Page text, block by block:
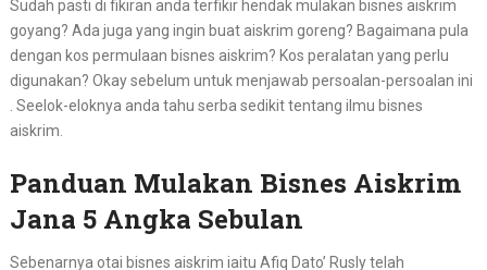
Sudah pasti di fikiran anda terfikir hendak mulakan bisnes aiskrim
goyang? Ada juga yang ingin buat aiskrim goreng? Bagaimana pula
dengan kos permulaan bisnes aiskrim? Kos peralatan yang perlu
digunakan? Okay sebelum untuk menjawab persoalan-persoalan ini
. Seelok-eloknya anda tahu serba sedikit tentang ilmu bisnes
aiskrim.
Panduan Mulakan Bisnes Aiskrim
Jana 5 Angka Sebulan
Sebenarnya otai bisnes aiskrim iaitu Afiq Dato’ Rusly telah